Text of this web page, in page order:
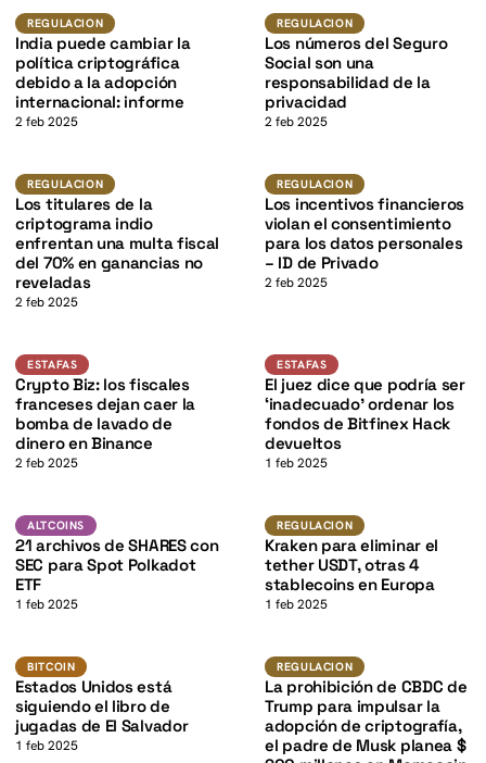
Regulacion
REGULACION
India puede cambiar la
política criptográfica
debido a la adopción
internacional: informe
2 feb 2025
Regulacion
REGULACION
Los números del Seguro
Social son una
responsabilidad de la
privacidad
2 feb 2025
Regulacion
K
REGULACION
Los titulares de la
criptograma indio
enfrentan una multa fiscal
del 70% en ganancias no
reveladas
2 feb 2025
Regulacion
REGULACION
Los incentivos financieros
violan el consentimiento
para los datos personales
– ID de Privado
2 feb 2025
Estafas
K
ESTAFAS
Crypto Biz: los fiscales
franceses dejan caer la
bomba de lavado de
dinero en Binance
2 feb 2025
Estafas
ESTAFAS
El juez dice que podría ser
‘inadecuado’ ordenar los
fondos de Bitfinex Hack
devueltos
1 feb 2025
ALTCOINS DOT
K
ALTCOINS
21 archivos de SHARES con
SEC para Spot Polkadot
ETF
1 feb 2025
REGULACIONUSDT
REGULACION
Kraken para eliminar el
tether USDT, otras 4
stablecoins en Europa
1 feb 2025
Bitcoin
K
BITCOIN
Estados Unidos está
siguiendo el libro de
jugadas de El Salvador
1 feb 2025
Regulacion
REGULACION
La prohibición de CBDC de
Trump para impulsar la
adopción de criptografía,
el padre de Musk planea $